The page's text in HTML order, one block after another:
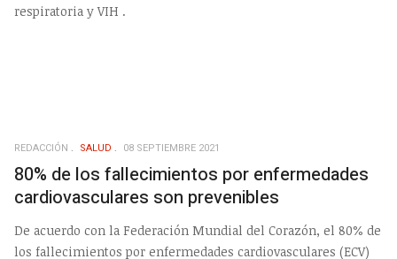
respiratoria y VIH .
REDACCIÓN SALUD 08 SEPTIEMBRE 2021
80% de los fallecimientos por enfermedades
cardiovasculares son prevenibles
De acuerdo con la Federación Mundial del Corazón, el 80% de
los fallecimientos por enfermedades cardiovasculares (ECV)